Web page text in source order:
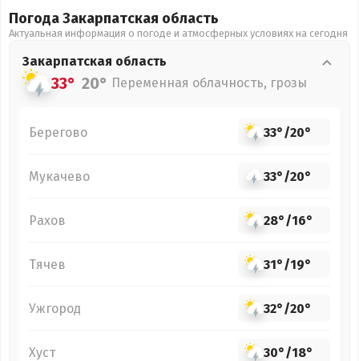
Погода Закарпатская область
Актуальная информация о погоде и атмосферных условиях на сегодня
Закарпатская область
33° 20° Переменная облачность, грозы
Берегово 33°/20°
Мукачево 33°/20°
Рахов 28°/16°
Тячев 31°/19°
Ужгород 32°/20°
Хуст 30°/18°